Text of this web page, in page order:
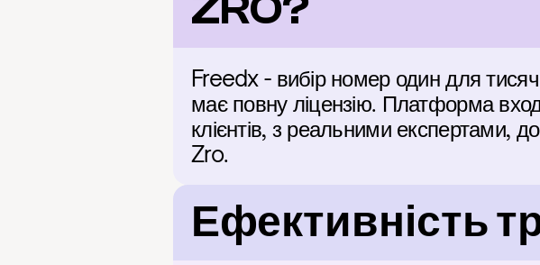
Freedx - вибір номер один для
має повну ліцензію. Платформа
клієнтів, з реальними
Zro.
Ефективність